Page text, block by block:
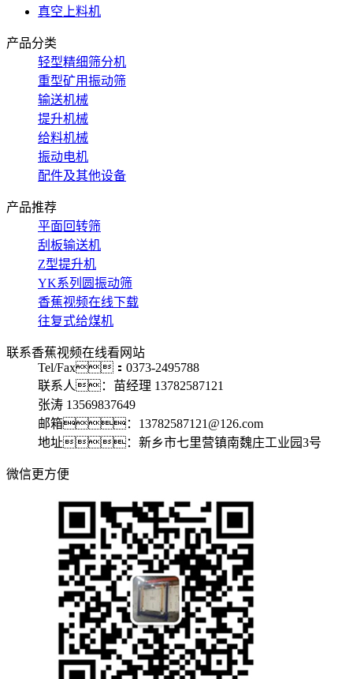
真空上料机
产品分类
轻型精细筛分机
重型矿用振动筛
输送机械
提升机械
给料机械
振动电机
配件及其他设备
产品推荐
平面回转筛
刮板输送机
Z型提升机
YK系列圆振动筛
香蕉视频在线下载
往复式给煤机
联系香蕉视频在线看网站
Tel/Fax：0373-2495788
联系人：苗经理 13782587121
张涛 13569837649
邮箱：13782587121@126.com
地址：新乡市七里营镇南魏庄工业园3号
微信更方便